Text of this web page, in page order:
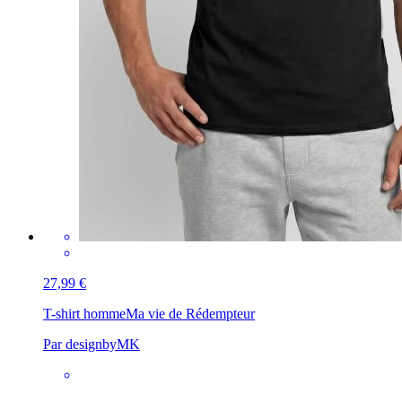
27,99 €
T-shirt hommeMa vie de Rédempteur
Par designbyMK